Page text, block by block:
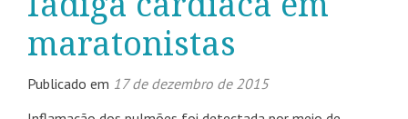
maratonistas
Publicado em 17 de dezembro de 2015